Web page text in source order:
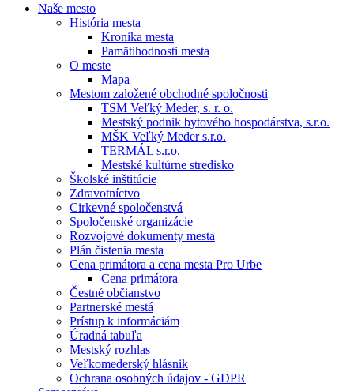
Naše mesto
História mesta
Kronika mesta
Pamätihodnosti mesta
O meste
Mapa
Mestom založené obchodné spoločnosti
TSM Veľký Meder, s. r. o.
Mestský podnik bytového hospodárstva, s.r.o.
MŠK Veľký Meder s.r.o.
TERMÁL s.r.o.
Mestské kultúrne stredisko
Školské inštitúcie
Zdravotníctvo
Cirkevné spoločenstvá
Spoločenské organizácie
Rozvojové dokumenty mesta
Plán čistenia mesta
Cena primátora a cena mesta Pro Urbe
Cena primátora
Čestné občianstvo
Partnerské mestá
Prístup k informáciám
Úradná tabuľa
Mestský rozhlas
Veľkomederský hlásnik
Ochrana osobných údajov - GDPR